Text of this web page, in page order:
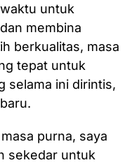
untuk
membina
berkualitas, masa
tepat untuk
selama ini dirintis,
purna, saya
sekedar untuk